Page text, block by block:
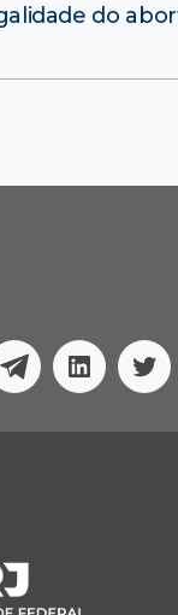
do
TelegramLinkedin